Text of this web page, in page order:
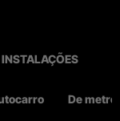
INSTALAÇÕES
De metro